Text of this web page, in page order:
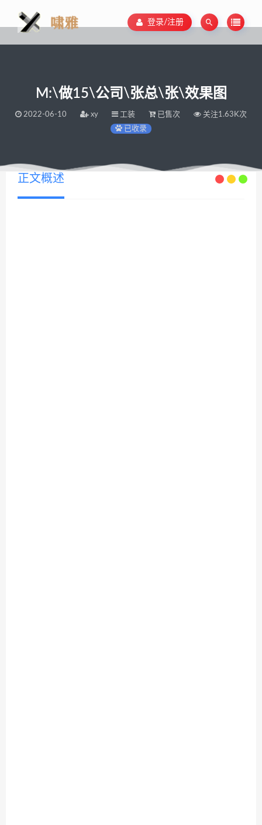
登录/注册
M:\做15\公司\张总\张\效果图
2022-06-10 xy 工装 已售次
关注1.63K次
已收录
正文概述